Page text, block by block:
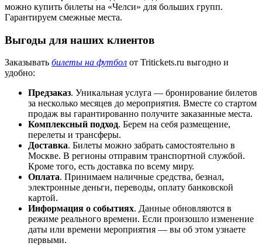
можно купить билеты на «Челси» для больших групп.
Гарантируем смежные места.
Выгоды для наших клиентов
Заказывать билеты на футбол от Tritickets.ru выгодно и
удобно:
Предзаказ. Уникальная услуга — бронирование билетов
за несколько месяцев до мероприятия. Вместе со стартом
продаж вы гарантированно получите заказанные места.
Комплексный подход. Берем на себя размещение,
перелеты и трансферы.
Доставка. Билеты можно забрать самостоятельно в
Москве. В регионы отправим транспортной службой.
Кроме того, есть доставка по всему миру.
Оплата. Принимаем наличные средства, безнал,
электронные деньги, переводы, оплату банковской
картой.
Информация о событиях. Данные обновляются в
режиме реального времени. Если произошло изменение
даты или времени мероприятия — вы об этом узнаете
первыми.